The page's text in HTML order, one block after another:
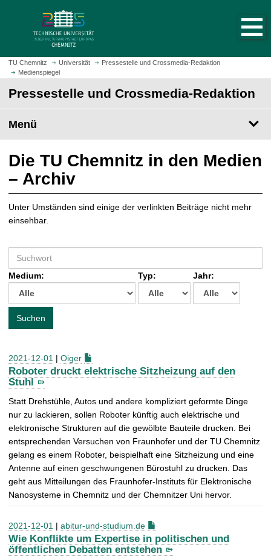
m
H
t
s
i
e
a
u
f
r
u
f
e
TU Chemnitz Universität
Pressestelle und Crossmedia-Redaktion
Medienspiegel
Pressestelle und Crossmedia-Redaktion
Menü
Die TU Chemnitz in den Medien
– Archiv
Unter Umständen sind einige der verlinkten Beiträge nicht mehr
einsehbar.
u
c
e
h
:
Medium: Typ: Jahr:
Suchen
2021-12-01 | Oiger
Roboter druckt elektrische Sitzheizung auf den
Stuhl
Statt Drehstühle, Autos und andere kompliziert geformte Dinge
nur zu lackieren, sollen Roboter künftig auch elektrische und
elektronische Strukturen auf die gewölbte Bauteile drucken. Bei
entsprechenden Versuchen von Fraunhofer und der TU Chemnitz
gelang es einem Roboter, beispielhaft eine Sitzheizung und eine
Antenne auf einen geschwungenen Bürostuhl zu drucken. Das
geht aus Mitteilungen des Fraunhofer-Instituts für Elektronische
Nanosysteme in Chemnitz und der Chemnitzer Uni hervor.
2021-12-01 | abitur-und-studium.de
Wie Konflikte um Expertise in politischen und
öffentlichen Debatten entstehen